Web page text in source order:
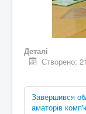
Деталі
Створено:
Завершився
аматорів